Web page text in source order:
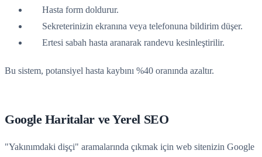
Hasta form doldurur.
Sekreterinizin ekranına veya telefonuna bildirim düşer.
Ertesi sabah hasta aranarak randevu kesinleştirilir.
Bu sistem, potansiyel hasta kaybını %40 oranında azaltır.
Google Haritalar ve Yerel SEO
"Yakınımdaki dişçi" aramalarında çıkmak için web sitenizin Google